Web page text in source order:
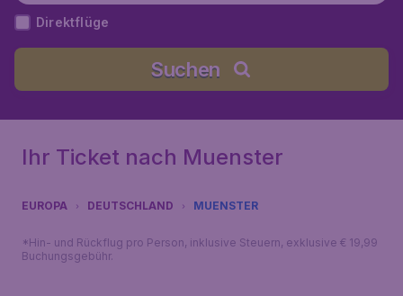
Direktflüge
Suchen
Ihr Ticket nach Muenster
EUROPA DEUTSCHLAND MUENSTER
*Hin- und Rückflug pro Person, inklusive Steuern, exklusive € 19,99
Buchungsgebühr.